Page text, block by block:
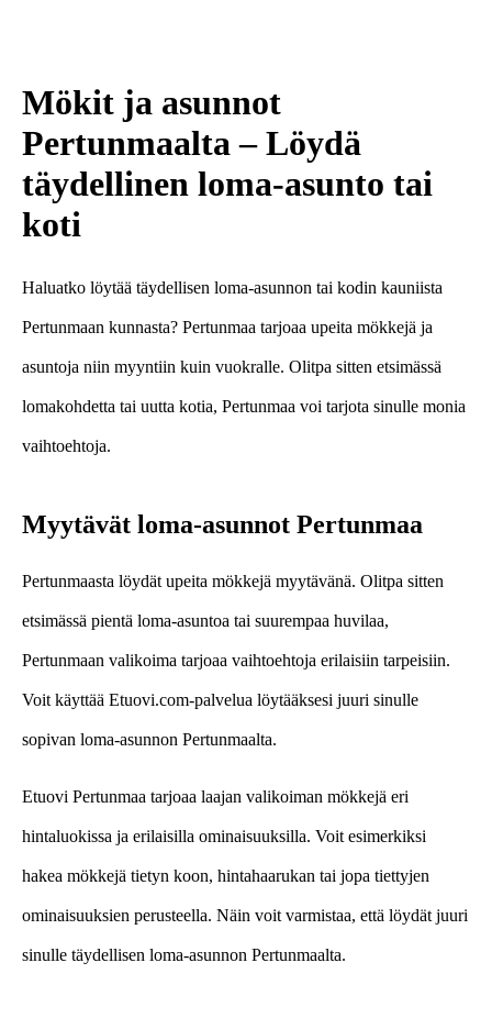
Mökit ja asunnot
Pertunmaalta – Löydä
täydellinen loma-asunto tai
koti
Haluatko löytää täydellisen loma-asunnon tai kodin kauniista
Pertunmaan kunnasta? Pertunmaa tarjoaa upeita mökkejä ja
asuntoja niin myyntiin kuin vuokralle. Olitpa sitten etsimässä
lomakohdetta tai uutta kotia, Pertunmaa voi tarjota sinulle monia
vaihtoehtoja.
Myytävät loma-asunnot Pertunmaa
Pertunmaasta löydät upeita mökkejä myytävänä. Olitpa sitten
etsimässä pientä loma-asuntoa tai suurempaa huvilaa,
Pertunmaan valikoima tarjoaa vaihtoehtoja erilaisiin tarpeisiin.
Voit käyttää Etuovi.com-palvelua löytääksesi juuri sinulle
sopivan loma-asunnon Pertunmaalta.
Etuovi Pertunmaa tarjoaa laajan valikoiman mökkejä eri
hintaluokissa ja erilaisilla ominaisuuksilla. Voit esimerkiksi
hakea mökkejä tietyn koon, hintahaarukan tai jopa tiettyjen
ominaisuuksien perusteella. Näin voit varmistaa, että löydät juuri
sinulle täydellisen loma-asunnon Pertunmaalta.